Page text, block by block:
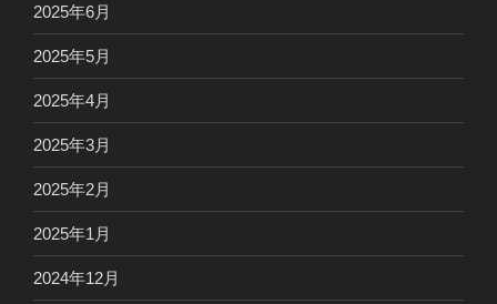
2025年6月
2025年5月
2025年4月
2025年3月
2025年2月
2025年1月
2024年12月